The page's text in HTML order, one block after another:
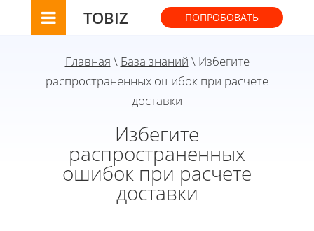
TOBIZ ПОПРОБОВАТЬ
Главная \ База знаний \ Избегите
распространенных ошибок при расчете
доставки
Избегите
распространенных
ошибок при расчете
доставки